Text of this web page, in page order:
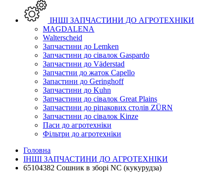
ІНШІ ЗАПЧАСТИНИ ДО АГРОТЕХНІКИ
MAGDALENA
Walterscheid
Запчастини до Lemken
Запчастини до сівалок Gaspardo
Запчастини до Väderstad
Запчастни до жаток Capello
Запастини до Geringhoff
Запчастини до Kuhn
Запчастини до сівалок Great Plains
Запчастини до ріпакових столів ZÜRN
Запчастини до сівалок Kinze
Паси до агротехніки
Фільтри до агротехніки
Головна
ІНШІ ЗАПЧАСТИНИ ДО АГРОТЕХНІКИ
65104382 Сошник в зборі NC (кукурудза)